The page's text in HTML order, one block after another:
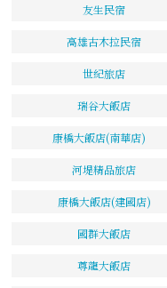
友生民宿
高雄古木拉民宿
世紀旅店
瑞谷大飯店
康橋大飯店(南華店)
河堤精品旅店
康橋大飯店(建國店)
國群大飯店
尊龍大飯店